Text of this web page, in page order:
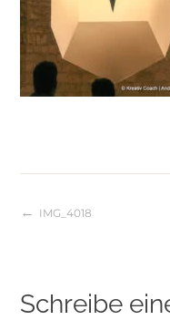
IMG_4018
Schreibe